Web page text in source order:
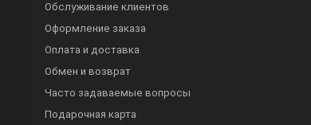
Обслуживание клиентов
Оформление заказа
Оплата и доставка
Обмен и возврат
Часто задаваемые вопросы
Подарочная карта